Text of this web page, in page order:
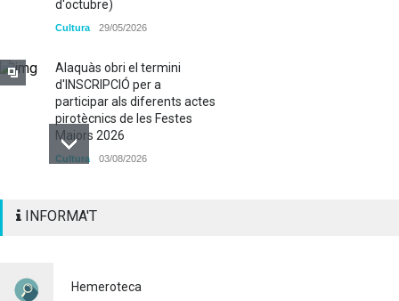
d'octubre)
Cultura 29/05/2026
Alaquàs obri el termini
d'INSCRIPCIÓ per a
participar als diferents actes
pirotècnics de les Festes
Majors 2026
Cultura 03/08/2026
PAELLES 2026
Bo Cultural Jove 2026: 400
euros per a gaudir de la
INFORMA'T
Hemeroteca